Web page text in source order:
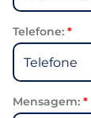
Telefone: *
Mensagem: *